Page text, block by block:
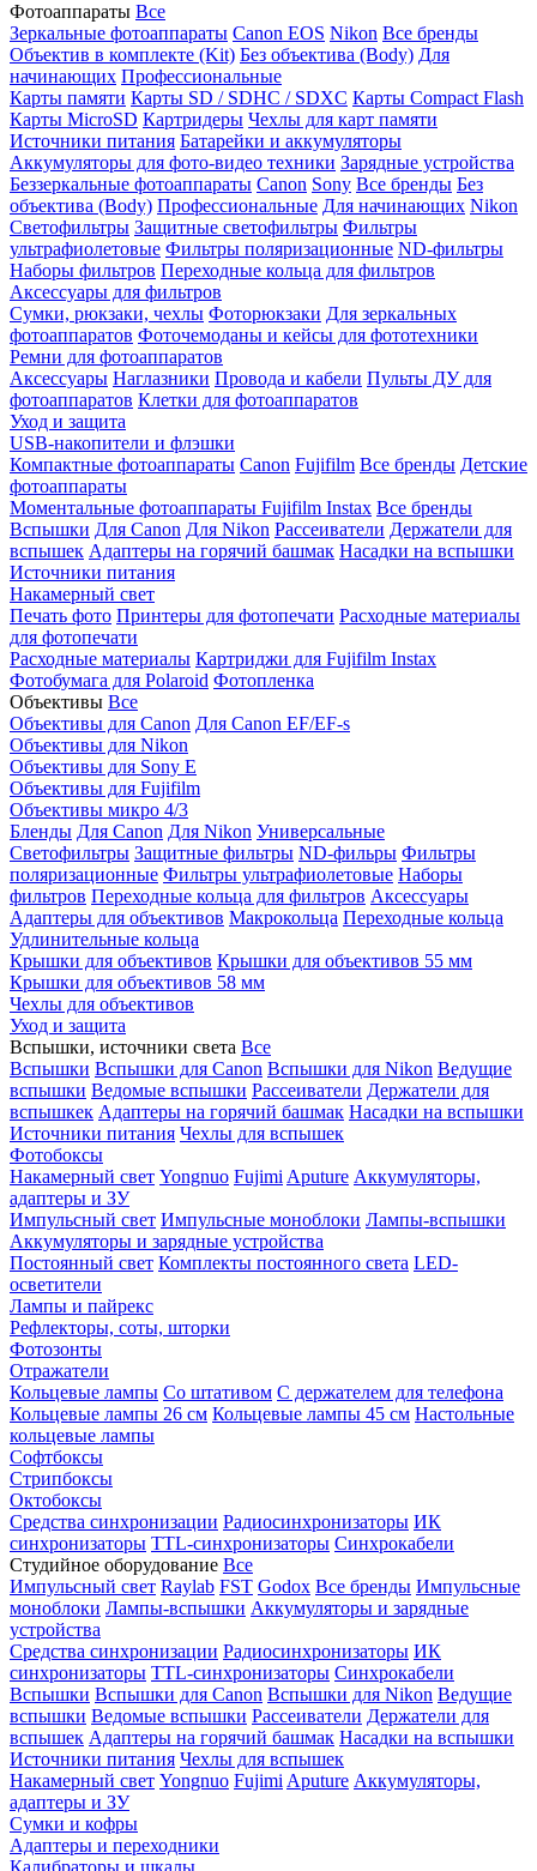
Фотоаппараты Все
Зеркальные фотоаппараты Canon EOS Nikon Все бренды
Объектив в комплекте (Kit) Без объектива (Body) Для
начинающих Профессиональные
Карты памяти Карты SD / SDHC / SDXC Карты Compact Flash
Карты MicroSD Картридеры Чехлы для карт памяти
Источники питания Батарейки и аккумуляторы
Аккумуляторы для фото-видео техники Зарядные устройства
Беззеркальные фотоаппараты Canon Sony Все бренды Без
объектива (Body) Профессиональные Для начинающих Nikon
Светофильтры Защитные светофильтры Фильтры
ультрафиолетовые Фильтры поляризационные ND-фильтры
Наборы фильтров Переходные кольца для фильтров
Аксессуары для фильтров
Сумки, рюкзаки, чехлы Фоторюкзаки Для зеркальных
фотоаппаратов Фоточемоданы и кейсы для фототехники
Ремни для фотоаппаратов
Аксессуары Наглазники Провода и кабели Пульты ДУ для
фотоаппаратов Клетки для фотоаппаратов
Уход и защита
USB-накопители и флэшки
Компактные фотоаппараты Canon Fujifilm Все бренды Детские
фотоаппараты
Моментальные фотоаппараты Fujifilm Instax Все бренды
Вспышки Для Canon Для Nikon Рассеиватели Держатели для
вспышек Адаптеры на горячий башмак Насадки на вспышки
Источники питания
Накамерный свет
Печать фото Принтеры для фотопечати Расходные материалы
для фотопечати
Расходные материалы Картриджи для Fujifilm Instax
Фотобумага для Polaroid Фотопленка
Объективы Все
Объективы для Canon Для Canon EF/EF-s
Объективы для Nikon
Объективы для Sony E
Объективы для Fujifilm
Объективы микро 4/3
Бленды Для Canon Для Nikon Универсальные
Светофильтры Защитные фильтры ND-фильры Фильтры
поляризационные Фильтры ультрафиолетовые Наборы
фильтров Переходные кольца для фильтров Аксессуары
Адаптеры для объективов Макрокольца Переходные кольца
Удлинительные кольца
Крышки для объективов Крышки для объективов 55 мм
Крышки для объективов 58 мм
Чехлы для объективов
Уход и защита
Вспышки, источники света Все
Вспышки Вспышки для Canon Вспышки для Nikon Ведущие
вспышки Ведомые вспышки Рассеиватели Держатели для
вспышкек Адаптеры на горячий башмак Насадки на вспышки
Источники питания Чехлы для вспышек
Фотобоксы
Накамерный свет Yongnuo Fujimi Aputure Аккумуляторы,
адаптеры и ЗУ
Импульсный свет Импульсные моноблоки Лампы-вспышки
Аккумуляторы и зарядные устройства
Постоянный свет Комплекты постоянного света LED-
осветители
Лампы и пайрекс
Рефлекторы, соты, шторки
Фотозонты
Отражатели
Кольцевые лампы Со штативом С держателем для телефона
Кольцевые лампы 26 см Кольцевые лампы 45 см Настольные
кольцевые лампы
Софтбоксы
Стрипбоксы
Октобоксы
Средства синхронизации Радиосинхронизаторы ИК
синхронизаторы TTL-синхронизаторы Синхрокабели
Студийное оборудование Все
Импульсный свет Raylab FST Godox Все бренды Импульсные
моноблоки Лампы-вспышки Аккумуляторы и зарядные
устройства
Средства синхронизации Радиосинхронизаторы ИК
синхронизаторы TTL-синхронизаторы Синхрокабели
Вспышки Вспышки для Canon Вспышки для Nikon Ведущие
вспышки Ведомые вспышки Рассеиватели Держатели для
вспышек Адаптеры на горячий башмак Насадки на вспышки
Источники питания Чехлы для вспышек
Накамерный свет Yongnuo Fujimi Aputure Аккумуляторы,
адаптеры и ЗУ
Сумки и кофры
Адаптеры и переходники
Калибраторы и шкалы